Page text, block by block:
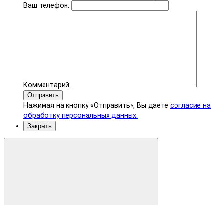
Ваш телефон:
Комментарий:
Отправить
Нажимая на кнопку «Отправить», Вы даете согласие на
обработку персональных данных.
Закрыть